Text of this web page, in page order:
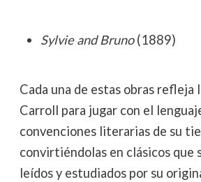
Sylvie and Bruno(1889)
Cada una de estas obras refleja
Carroll para jugar con el
convenciones literarias de su
convirtiéndolas en clásicos que
leídos y estudiados por su